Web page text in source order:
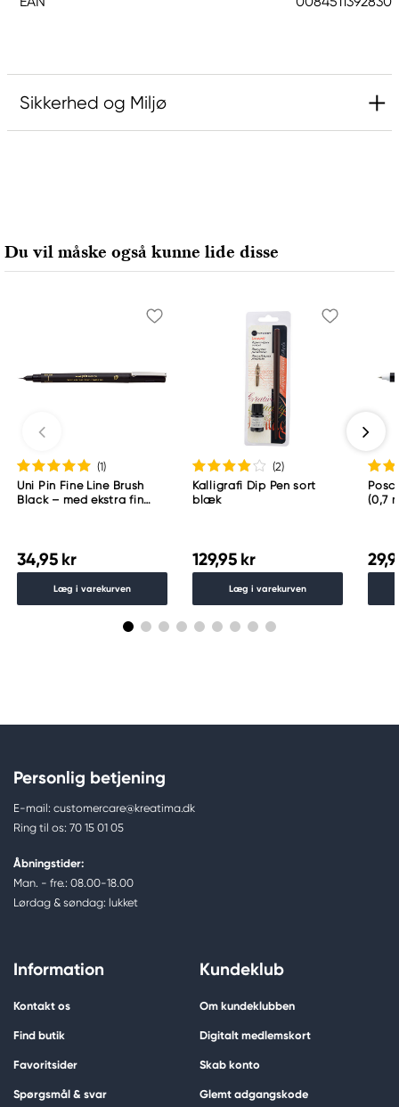
Sikkerhed og Miljø
7311 PD Apeldoorn, Netherlands
info@royaltalens.com
Du vil måske også kunne lide disse
(1)
Uni Pin Fine Line Brush
Black – med ekstra fin
34,95 kr
Læg i varekurven
(2)
Kalligrafi Dip Pen sort
blæk
129,95 kr
Læg i varekurven
(0,7
Personlig betjening
E-mail: customercare@kreatima.dk
Ring til os: 70 15 01 05
Åbningstider:
Man. - fre.: 08.00-18.00
Lørdag & søndag: lukket
Information
Kontakt os
Find butik
Favoritsider
Spørgsmål & svar
Kundeklub
Om kundeklubben
Digitalt medlemskort
Skab konto
Glemt adgangskode